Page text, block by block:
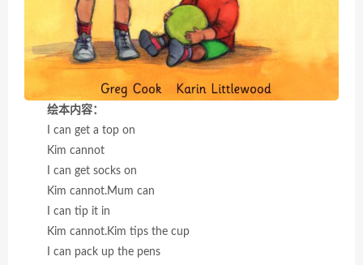
绘本内容：
I can get a top on
Kim cannot
I can get socks on
Kim cannot.Mum can
I can tip it in
Kim cannot.Kim tips the cup
I can pack up the pens